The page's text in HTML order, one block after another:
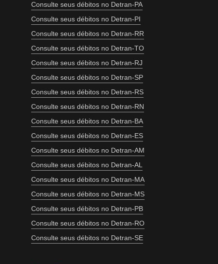
Consulte seus débitos no Detran-PA
Consulte seus débitos no Detran-PI
Consulte seus débitos no Detran-RR
Consulte seus débitos no Detran-TO
Consulte seus débitos no Detran-RJ
Consulte seus débitos no Detran-SP
Consulte seus débitos no Detran-RS
Consulte seus débitos no Detran-RN
Consulte seus débitos no Detran-BA
Consulte seus débitos no Detran-ES
Consulte seus débitos no Detran-AM
Consulte seus débitos no Detran-AL
Consulte seus débitos no Detran-MA
Consulte seus débitos no Detran-MS
Consulte seus débitos no Detran-PB
Consulte seus débitos no Detran-RO
Consulte seus débitos no Detran-SE